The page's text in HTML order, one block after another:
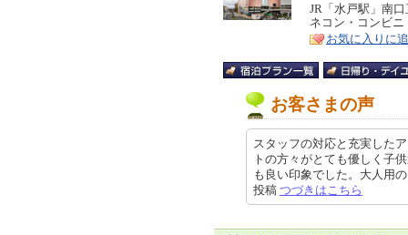
リ
ア
特
徴
JR「水戸駅」南
ネコン・コンビ
お気に入りに
お客さまの声
スタッフの対応と充実した
トの方々がとても優しく子
も良い印象でした。大人用
投稿 つづきはこちら